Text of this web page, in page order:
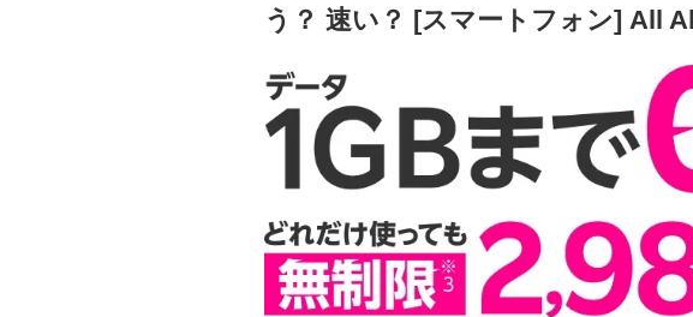
う？ 速い？ [スマートフォン] All